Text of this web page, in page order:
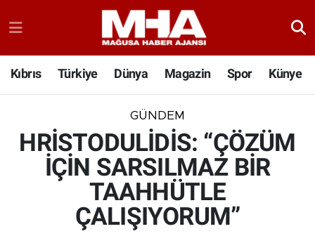
Kıbrıs Türkiye Dünya Magazin Spor Künye
GÜNDEM
HRİSTODULİDİS: “ÇÖZÜM
İÇİN SARSILMAZ BİR
TAAHHÜTLE
ÇALIŞIYORUM”